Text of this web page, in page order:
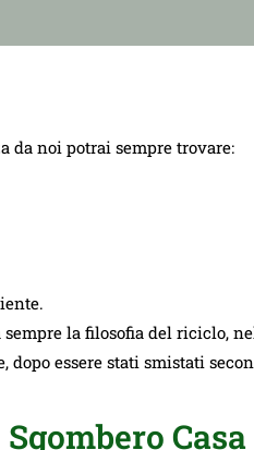
da noi potrai sempre trovare:
sempre la filosofia del riciclo,
dopo essere stati smistati
Sgombero